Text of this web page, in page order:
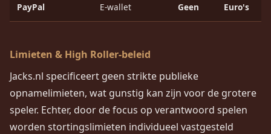
PayPal E-wallet Geen Euro's
Limieten & High Roller-beleid
Jacks.nl specificeert geen strikte publieke
opnamelimieten, wat gunstig kan zijn voor de grotere
speler. Echter, door de focus op verantwoord spelen
worden stortingslimieten individueel vastgesteld